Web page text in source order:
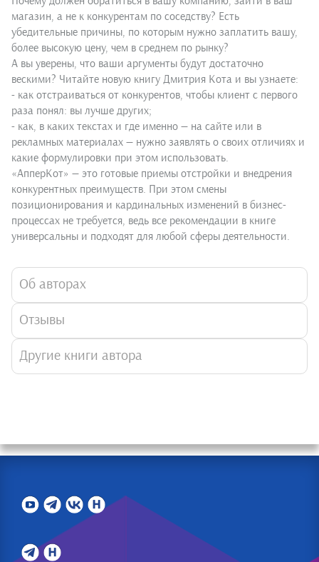
магазин, а не к конкурентам по соседству? Есть
убедительные причины, по которым нужно заплатить вашу,
более высокую цену, чем в среднем по рынку?
А вы уверены, что ваши аргументы будут достаточно
вескими? Читайте новую книгу Дмитрия Кота и вы узнаете:
- как отстраиваться от конкурентов, чтобы клиент с первого
раза понял: вы лучше других;
- как, в каких текстах и где именно — на сайте или в
рекламных материалах — нужно заявлять о своих отличиях и
какие формулировки при этом использовать.
«АпперКот» — это готовые приемы отстройки и внедрения
конкурентных преимуществ. При этом смены
позиционирования и кардинальных изменений в бизнес-
процессах не требуется, ведь все рекомендации в книге
универсальны и подходят для любой сферы деятельности.
Об авторах
Отзывы
Другие книги автора